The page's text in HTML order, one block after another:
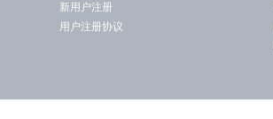
新用户注册
用户注册协议